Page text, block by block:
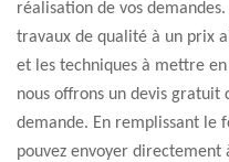
réalisation de vos
travaux de qualité à un prix
et les techniques à mettre
nous offrons un devis gratuit
demande. En remplissant le
pouvez envoyer